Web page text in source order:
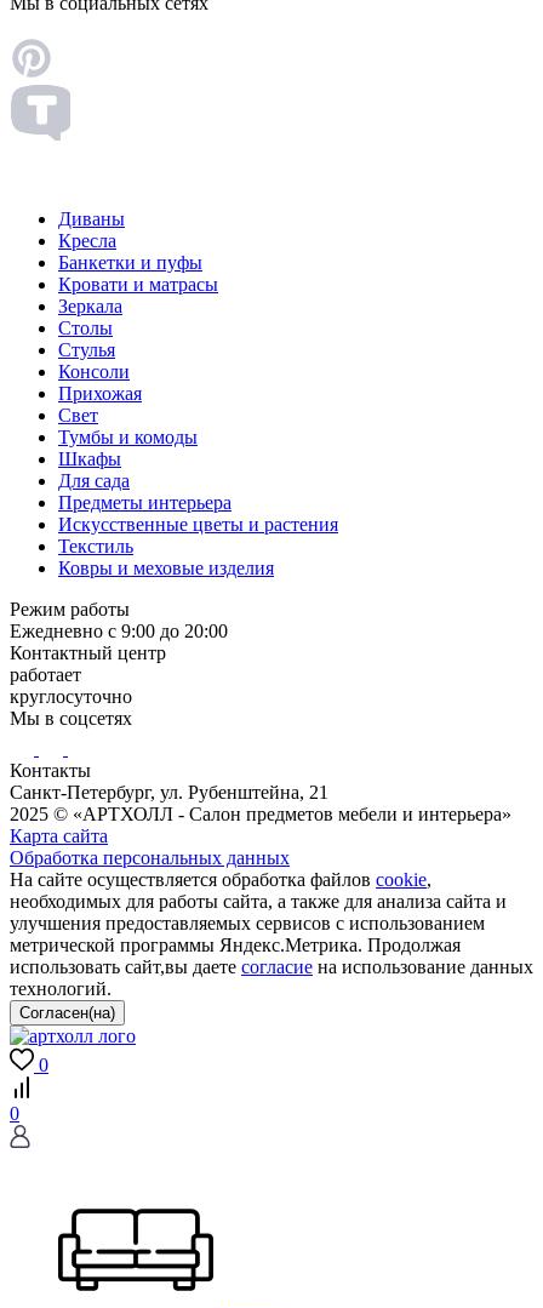
Диваны
Кресла
Банкетки и пуфы
Кровати и матрасы
Зеркала
Столы
Стулья
Консоли
Прихожая
Свет
Тумбы и комоды
Шкафы
Для сада
Предметы интерьера
Искусственные цветы и растения
Текстиль
Ковры и меховые изделия
Режим работы
Ежедневно с 9:00 до 20:00
Контактный центр
работает
круглосуточно
Мы в соцсетях
Контакты
Санкт-Петербург, ул. Рубенштейна, 21
2025 © «АРТХОЛЛ - Салон предметов мебели и интерьера»
Карта сайта
Обработка персональных данных
На сайте осуществляется обработка файлов cookie,
необходимых для работы сайта, а также для анализа сайта и
улучшения предоставляемых сервисов с использованием
метрической программы Яндекс.Метрика. Продолжая
использовать сайт,вы даете согласие на использование данных
технологий.
0
0